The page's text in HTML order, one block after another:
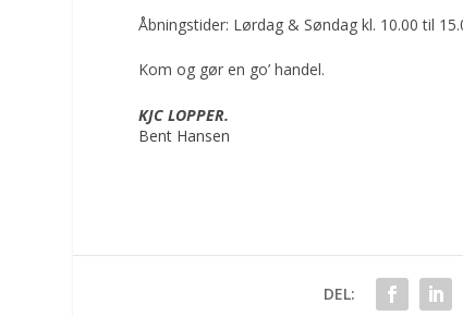
Åbningstider: Lørdag & Søndag kl. 10.00 til
Kom og gør en go’ handel.
KJC LOPPER.
Bent Hansen
DEL: